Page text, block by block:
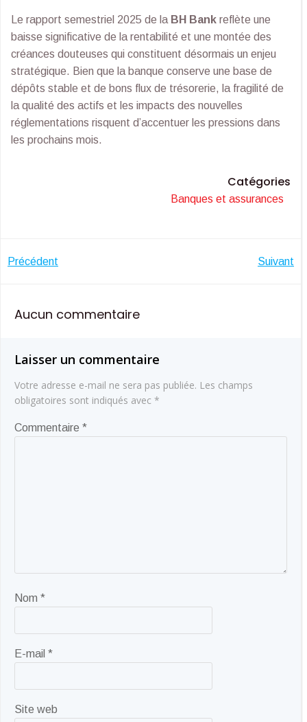
Le rapport semestriel 2025 de la BH Bank reflète une
baisse significative de la rentabilité et une montée des
créances douteuses qui constituent désormais un enjeu
stratégique. Bien que la banque conserve une base de
dépôts stable et de bons flux de trésorerie, la fragilité de
la qualité des actifs et les impacts des nouvelles
réglementations risquent d’accentuer les pressions dans
les prochains mois.
Catégories
Banques et assurances
Navigation
de
Précédent Suivant
Aucun commentaire
Laisser un commentaire
Votre adresse e-mail ne sera pas publiée. Les champs
obligatoires sont indiqués avec *
Commentaire *
Nom *
E-mail *
Site web